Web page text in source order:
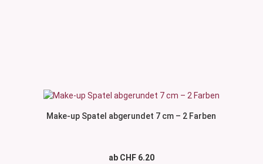
Make-up Spatel abgerundet 7 cm – 2 Farben
ab CHF 6.20